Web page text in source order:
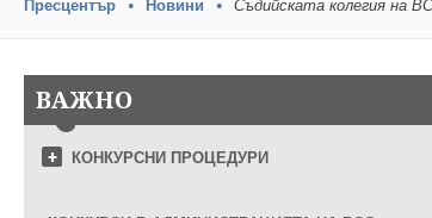
Пресцентър Новини Съдийската колегия на
ВАЖНО
КОНКУРСНИ ПРОЦЕДУРИ